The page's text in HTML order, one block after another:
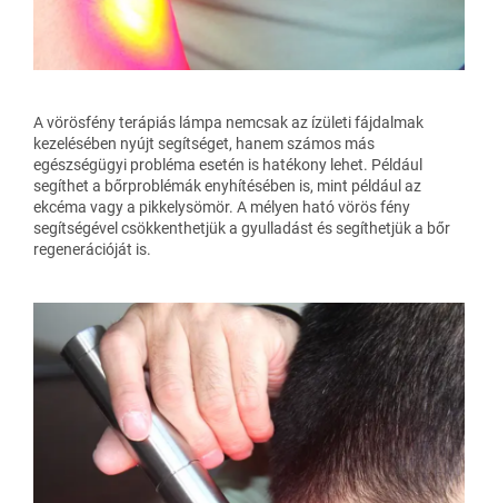
A vörösfény terápiás lámpa nemcsak az ízületi fájdalmak
kezelésében nyújt segítséget, hanem számos más
egészségügyi probléma esetén is hatékony lehet. Például
segíthet a bőrproblémák enyhítésében is, mint például az
ekcéma vagy a pikkelysömör. A mélyen ható vörös fény
segítségével csökkenthetjük a gyulladást és segíthetjük a bőr
regenerációját is.